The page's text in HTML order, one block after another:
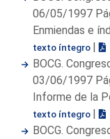
06/05/1997
Enmiendas e
texto íntegro |
BOCG.
03/06/1997
Informe de la
texto íntegro |
BOCG.